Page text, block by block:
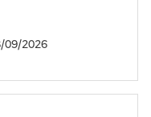
09/2026